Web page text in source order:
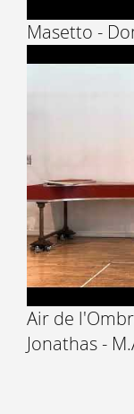
Masetto -
Air de
Jonathas -